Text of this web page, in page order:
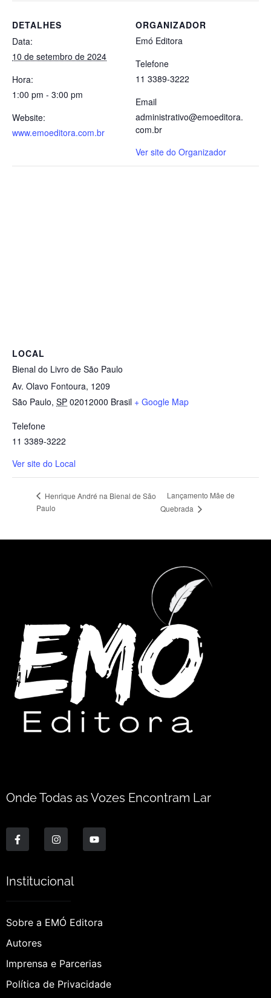
DETALHES
Data:
10 de setembro de 2024
Hora:
1:00 pm - 3:00 pm
Website:
www.emoeditora.com.br
ORGANIZADOR
Emó Editora
Telefone
11 3389-3222
Email
administrativo@emoeditora.
com.br
Ver site do Organizador
LOCAL
Bienal do Livro de São Paulo
Av. Olavo Fontoura, 1209
São Paulo, SP 02012000 Brasil + Google Map
Telefone
11 3389-3222
Ver site do Local
Henrique André na Bienal de São
Paulo
Lançamento Mãe de
Quebrada
Onde Todas as Vozes Encontram Lar
Institucional
Sobre a EMÓ Editora
Autores
Imprensa e Parcerias
Política de Privacidade